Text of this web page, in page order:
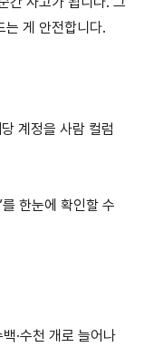
는 게 안전합니다.
계정을 사람 컬럼
한눈에 확인할 수
·수천 개로 늘어나